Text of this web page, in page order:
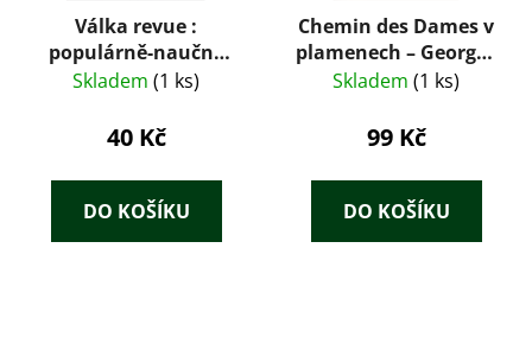
Válka revue :
populárně-naučný
magazín zaměřený
2 /10
Skladem (1 ks)
40 Kč
DO KOŠÍKU
Chemin des Dames v
plamenech – Georges
Gaudy (1929)
Skladem (1 ks)
99 Kč
DO KOŠÍKU